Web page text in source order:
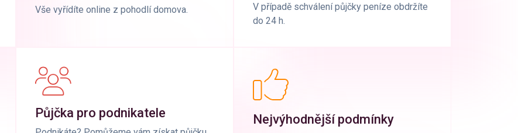
Vše vyřídíte online z pohodlí domova.
V případě schválení půjčky peníze obdržíte
do 24 h.
Půjčka pro podnikatele Nejvýhodnější podmínky